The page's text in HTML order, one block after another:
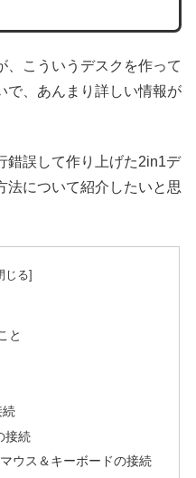
、こういうデスクを作って
で、あんまり詳しい情報が
錯誤して作り上げた2in1デ
法について紹介したいと思
と
続
接続
ウス＆キーボードの接続